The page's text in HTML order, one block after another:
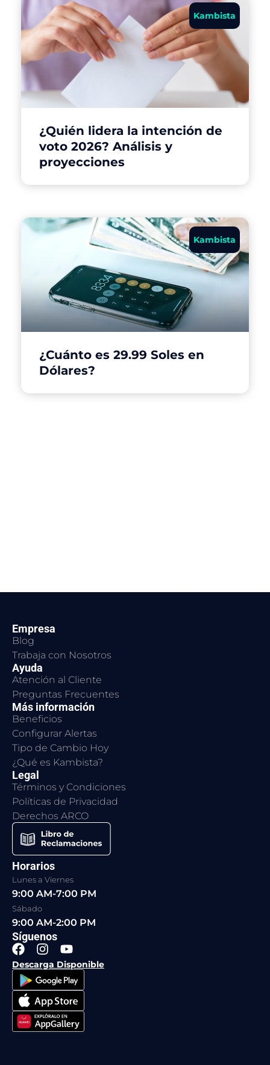
Kambista
¿Quién lidera la intención de
voto 2026? Análisis y
proyecciones
Kambista
¿Cuánto es 29.99 Soles en
Dólares?
Empresa
Blog
Trabaja con Nosotros
Ayuda
Atención al Cliente
Preguntas Frecuentes
Más información
Beneficios
Configurar Alertas
Tipo de Cambio Hoy
¿Qué es Kambista?
Legal
Términos y Condiciones
Políticas de Privacidad
Derechos ARCO
Horarios
Lunes a Viernes
9:00 AM-7:00 PM
Sábado
9:00 AM-2:00 PM
Síguenos
F
a
c
e
b
o
o
k
I
n
s
t
a
g
r
a
Y
o
u
t
u
b
e
Descarga Disponible